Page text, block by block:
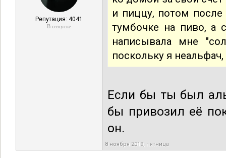
Репутация: 4041
В отпуске
и пиццу, потом
тумбочке на пиво, а
написывала мне
поскольку я
Если бы ты был
бы привозил её
он.
8 ноября 2019, пятница